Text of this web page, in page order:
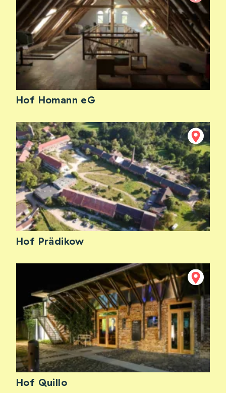
Hof Homann eG
Hof Prädikow
Hof Quillo